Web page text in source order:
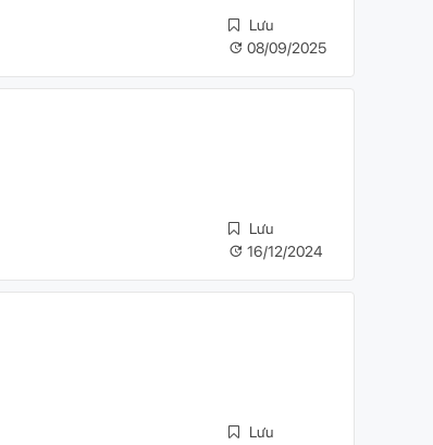
Lưu
08/09/2025
Lưu
16/12/2024
Lưu